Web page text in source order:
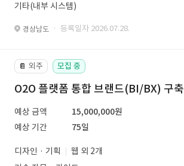
기타(내부 시스템)
경상남도 · 등록일자 2026.07.28.
📔 외주 모집 중
O2O 플랫폼 통합 브랜드(BI/BX) 구축
예상 금액
15,000,000원
예상 기간
75일
디자인 · 기획
웹 외 2개